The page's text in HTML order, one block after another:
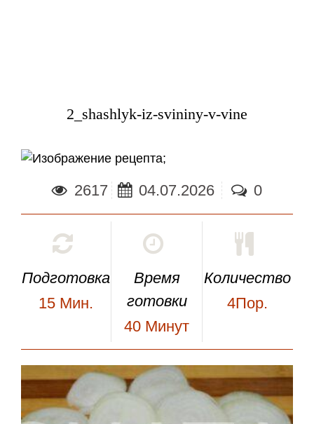
2_shashlyk-iz-svininy-v-vine
;
2617 04.07.2026 0
Подготовка
15 Мин.
Время
готовки
40 Минут
Количество
4Пор.